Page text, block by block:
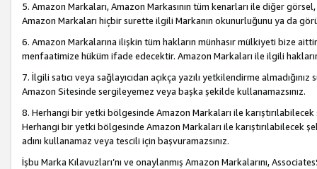
5. Amazon Markaları, Amazon Markasının tüm kenarları ile diğer
Amazon Markaları hiçbir surette ilgili Markanın okunurluğunu ya da
6. Amazon Markalarına ilişkin tüm hakların münhasır mülkiyeti bize
menfaatimize hüküm ifade edecektir. Amazon Markaları ile ilgili
7. İlgili satıcı veya sağlayıcıdan açıkça yazılı yetkilendirme
Amazon Sitesinde sergileyemez veya başka şekilde kullanamazsınız.
8. Herhangi bir yetki bölgesinde Amazon Markaları ile
Herhangi bir yetki bölgesinde Amazon Markaları ile karıştırılabilecek
adını kullanamaz veya tescili için başvuramazsınız.
İşbu Marka Kılavuzları’nı ve onaylanmış Amazon Markalarını,